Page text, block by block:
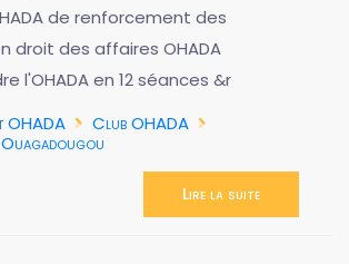
de renforcement des
droit des affaires OHADA
l'OHADA en 12 séances &r
Club OHADA
Ouagadougou
Lire la suite